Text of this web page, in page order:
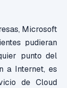
Microsoft
pudieran
punto del
a Internet, es
de Cloud